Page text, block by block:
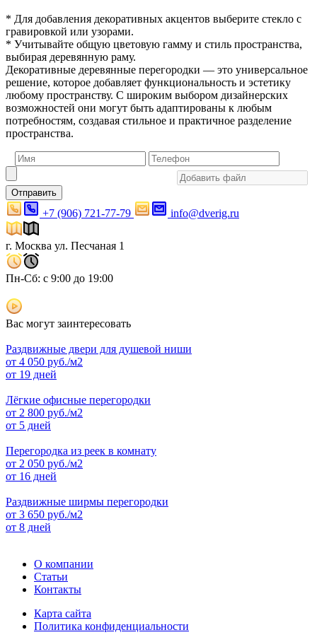
* Для добавления декоративных акцентов выберите стекло с
гравировкой или узорами.
* Учитывайте общую цветовую гамму и стиль пространства,
выбирая деревянную раму.
Декоративные деревянные перегородки — это универсальное
решение, которое добавляет функциональность и эстетику
любому пространству. С широким выбором дизайнерских
возможностей они могут быть адаптированы к любым
потребностям, создавая стильное и практичное разделение
пространства.
Отправить
+7 (906) 721-77-79 info@dverig.ru
г. Москва ул. Песчаная 1
Пн-Сб: с 9:00 до 19:00
Вас могут заинтересовать
Раздвижные двери для душевой ниши
от 4 050 руб./м2
от 19 дней
Лёгкие офисные перегородки
от 2 800 руб./м2
от 5 дней
Перегородка из реек в комнату
от 2 050 руб./м2
от 16 дней
Раздвижные ширмы перегородки
от 3 650 руб./м2
от 8 дней
О компании
Статьи
Контакты
Карта сайта
Политика конфиденциальности